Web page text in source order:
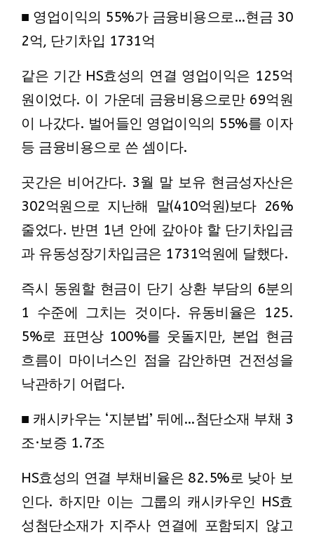
■ 영업이익의 55%가 금융비용으로…현금 30
2억, 단기차입 1731억
같은 기간 HS효성의 연결 영업이익은 125억
원이었다. 이 가운데 금융비용으로만 69억원
이 나갔다. 벌어들인 영업이익의 55%를 이자
등 금융비용으로 쓴 셈이다.
곳간은 비어간다. 3월 말 보유 현금성자산은
302억원으로 지난해 말(410억원)보다 26%
줄었다. 반면 1년 안에 갚아야 할 단기차입금
과 유동성장기차입금은 1731억원에 달했다.
즉시 동원할 현금이 단기 상환 부담의 6분의
1 수준에 그치는 것이다. 유동비율은 125.
5%로 표면상 100%를 웃돌지만, 본업 현금
흐름이 마이너스인 점을 감안하면 건전성을
낙관하기 어렵다.
■ 캐시카우는 ‘지분법’ 뒤에…첨단소재 부채 3
조·보증 1.7조
HS효성의 연결 부채비율은 82.5%로 낮아 보
인다. 하지만 이는 그룹의 캐시카우인 HS효
성첨단소재가 지주사 연결에 포함되지 않고